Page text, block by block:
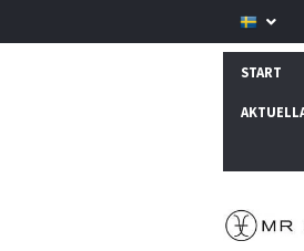
START